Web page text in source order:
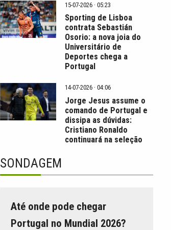
15-07-2026 · 05:23
Sporting de Lisboa
contrata Sebastián
Osorio: a nova joia do
Universitário de
Deportes chega a
Portugal
14-07-2026 · 04:06
Jorge Jesus assume o
comando de Portugal e
dissipa as dúvidas:
Cristiano Ronaldo
continuará na seleção
SONDAGEM
Até onde pode chegar
Portugal no Mundial 2026?